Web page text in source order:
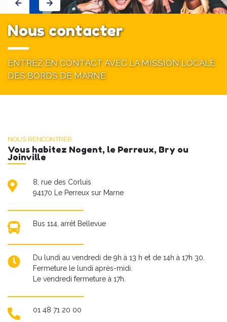
Nous contacter
ENTREZ EN CONTACT AVEC LA MISSION LOCALE
DES BORDS DE MARNE
NOUS RENCONTRER
Vous habitez Nogent, le Perreux, Bry ou
Joinville
8, rue des Corluis
94170 Le Perreux sur Marne
Bus 114, arrêt Bellevue
Du lundi au vendredi de 9h à 13 h et de 14h à 17h 30.
Fermeture le lundi après-midi.
Le vendredi fermeture à 17h.
01 48 71 20 00